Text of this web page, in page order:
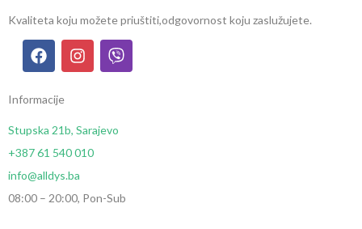
Kvaliteta koju možete priuštiti,odgovornost koju zaslužujete.
Informacije
Stupska 21b, Sarajevo
+387 61 540 010
info@alldys.ba
08:00 – 20:00, Pon-Sub